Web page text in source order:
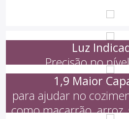
Luz
Precisão no
1,9 Maior
para ajudar no
como macarrão, arroz,